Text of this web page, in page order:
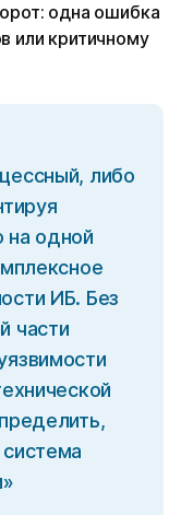
одна ошибка
или критичному
либо
на одной
ИБ. Без
части